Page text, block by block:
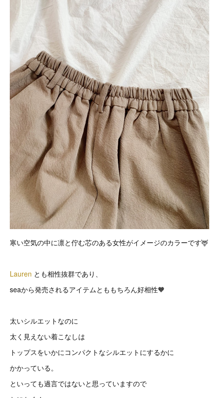
寒い空気の中に凛と佇む芯のある女性がイメージのカラーです🦌
Lauren とも相性抜群であり、
seaから発売されるアイテムとももちろん好相性🧡
太いシルエットなのに
太く見えない着こなしは
トップスをいかにコンパクトなシルエットにするかに
かかっている。
といっても過言ではないと思っていますので